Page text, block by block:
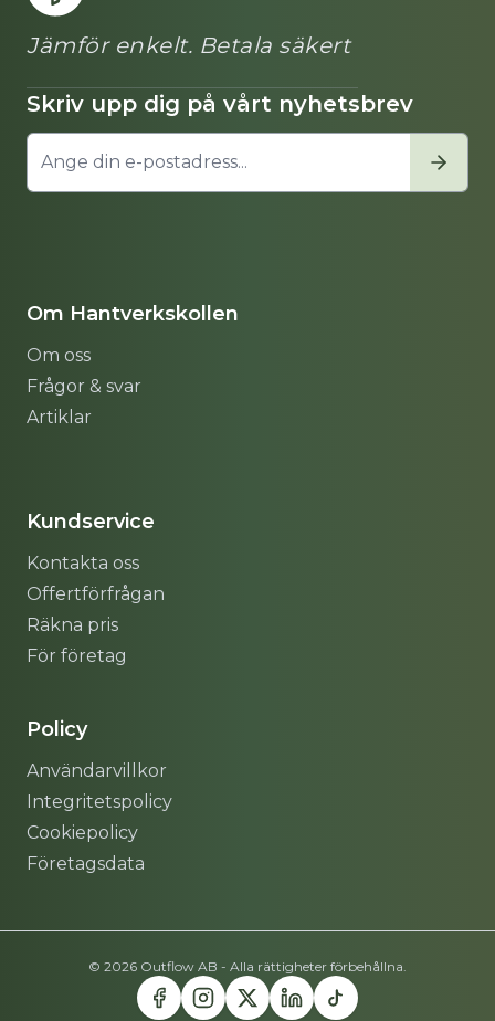
Jämför enkelt. Betala säkert
Skriv upp dig på vårt nyhetsbrev
Om Hantverkskollen
Om oss
Frågor & svar
Artiklar
Kundservice
Kontakta oss
Offertförfrågan
Räkna pris
För företag
Policy
Användarvillkor
Integritetspolicy
Cookiepolicy
Företagsdata
© 2026 Outflow AB - Alla rättigheter förbehållna.